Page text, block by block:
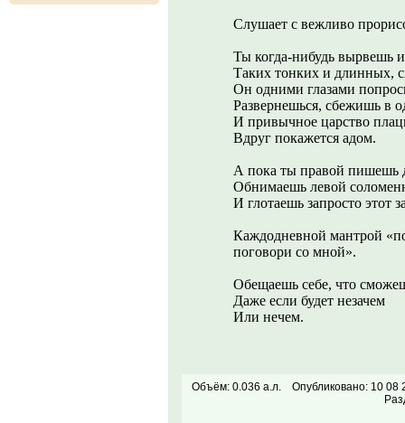
Слушает с вежливо
Ты когда-нибудь вырвешь
Таких тонких и длинных,
Он одними глазами
Развернешься, сбежишь в
И привычное царство
Вдруг покажется адом.
А пока ты правой пишешь
Обнимаешь левой
И глотаешь запросто этот
Каждодневной мантрой
поговори со мной».
Обещаешь себе, что
Даже если будет незачем
Или нечем.
Объём: 0.036 а.л.
Опубликовано: 10 08